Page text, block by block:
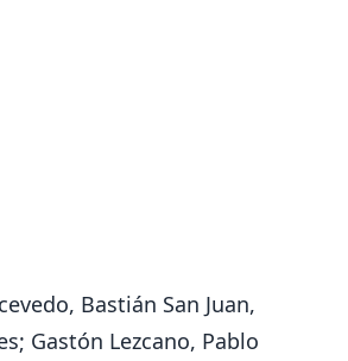
Bastián San Juan,
Gastón Lezcano, Pablo